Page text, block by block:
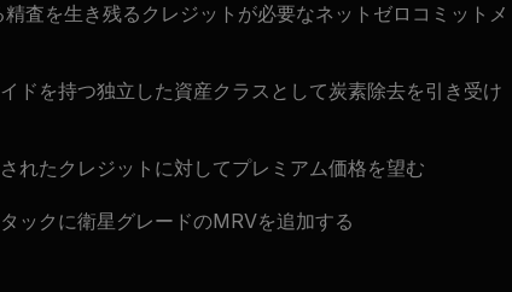
査を生き残るクレジットが必要なネットゼロコミットメ
ドを持つ独立した資産クラスとして炭素除去を引き受け
れたクレジットに対してプレミアム価格を望む
ックに衛星グレードのMRVを追加する